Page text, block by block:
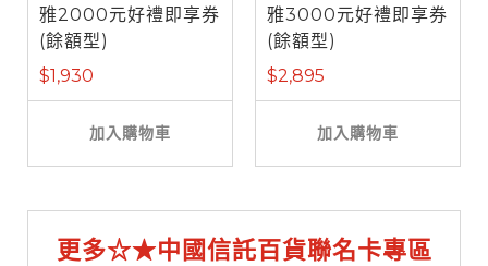
雅2000元好禮即享券
(餘額型)
$1,930
加入購物車
雅3000元好禮即享券
(餘額型)
$2,895
加入購物車
更多☆★中國信託百貨聯名卡專區